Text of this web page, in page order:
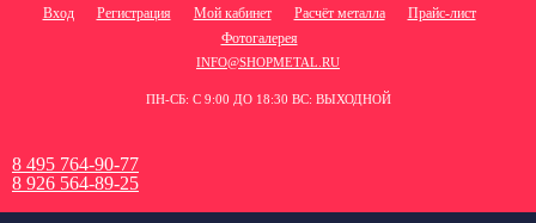
Вход Регистрация Мой кабинет Расчёт металла
Прайс-лист
Фотогалерея
INFO@SHOPMETAL.RU
ПН-СБ: С 9:00 ДО 18:30 ВС: ВЫХОДНОЙ
8 495 764-90-77
8 926 564-89-25